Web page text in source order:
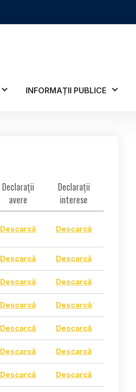
INFORMAȚII PUBLICE
Declarații
avere
Declarații
interese
Descarcă Descarcă
Descarcă Descarcă
Descarcă Descarcă
Descarcă Descarcă
Descarcă Descarcă
Descarcă Descarcă
Descarcă Descarcă